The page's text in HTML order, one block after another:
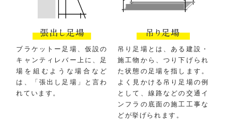
ブラケットー足場、仮設の
キャンティレバー上に、足
場を組むような場合など
は、「張出し足場」と言わ
れています。
吊り足場とは、ある建設・
施工物から、つり下げられ
た状態の足場を指します。
よく見かける吊り足場の例
として、線路などの交通イ
ンフラの底面の施工工事な
どが挙げられます。